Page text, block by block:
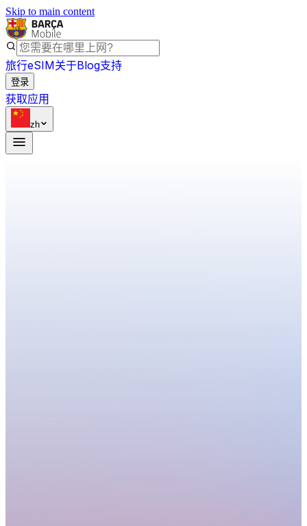
Skip to main content
旅行eSIM关于Blog支持
登录
获取应用
zh